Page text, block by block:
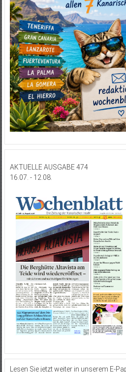
AKTUELLE AUSGABE 474
16.07. - 12.08.
Lesen Sie jetzt weiter in unserem E-